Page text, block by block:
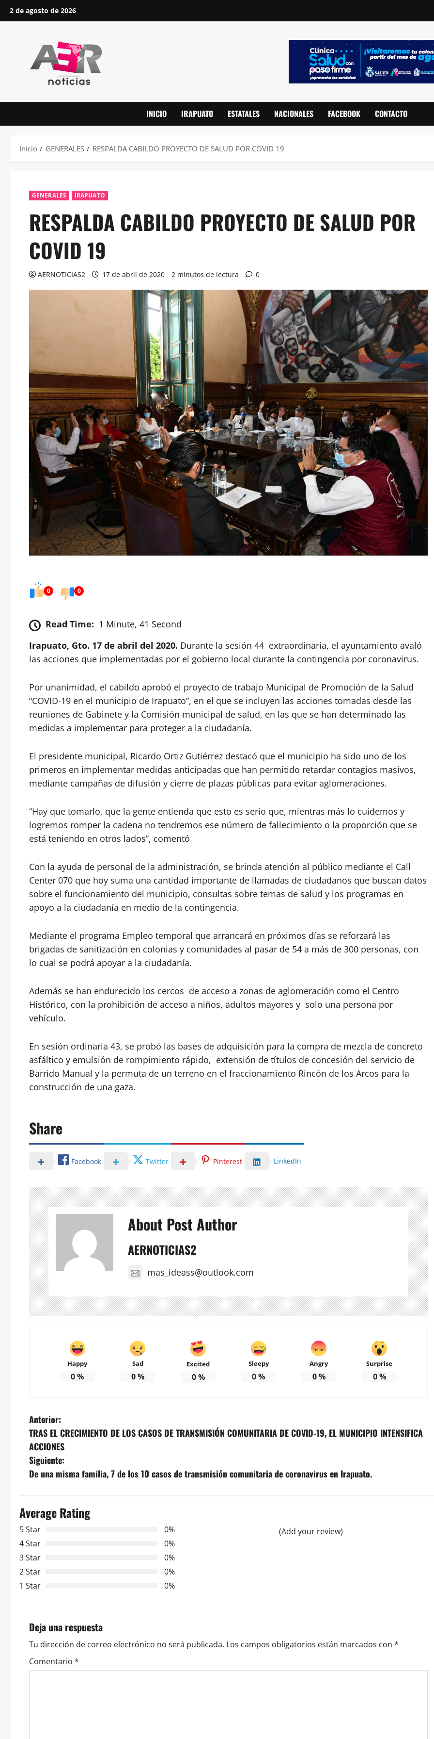
Saltar2 de agosto de 2026
INICIO IRAPUATO ESTATALES NACIONALES FACEBOOK CONTACTO
Inicio GENERALES RESPALDA CABILDO PROYECTO DE SALUD POR COVID 19
GENERALES IRAPUATO
RESPALDA CABILDO PROYECTO DE SALUD POR
COVID 19
AERNOTICIAS2 17 de abril de 2020 2 minutos de lectura 0
0 0
Read Time: 1 Minute, 41 Second
Irapuato, Gto. 17 de abril del 2020. Durante la sesión 44 extraordinaria, el ayuntamiento avaló
las acciones que implementadas por el gobierno local durante la contingencia por coronavirus.
Por unanimidad, el cabildo aprobó el proyecto de trabajo Municipal de Promoción de la Salud
“COVID-19 en el municipio de Irapuato”, en el que se incluyen las acciones tomadas desde las
reuniones de Gabinete y la Comisión municipal de salud, en las que se han determinado las
medidas a implementar para proteger a la ciudadanía.
El presidente municipal, Ricardo Ortiz Gutiérrez destacó que el municipio ha sido uno de los
primeros en implementar medidas anticipadas que han permitido retardar contagios masivos,
mediante campañas de difusión y cierre de plazas públicas para evitar aglomeraciones.
“Hay que tomarlo, que la gente entienda que esto es serio que, mientras más lo cuidemos y
logremos romper la cadena no tendremos ese número de fallecimiento o la proporción que se
está teniendo en otros lados”, comentó
Con la ayuda de personal de la administración, se brinda atención al público mediante el Call
Center 070 que hoy suma una cantidad importante de llamadas de ciudadanos que buscan datos
sobre el funcionamiento del municipio, consultas sobre temas de salud y los programas en
apoyo a la ciudadanía en medio de la contingencia.
Mediante el programa Empleo temporal que arrancará en próximos días se reforzará las
brigadas de sanitización en colonias y comunidades al pasar de 54 a más de 300 personas, con
lo cual se podrá apoyar a la ciudadanía.
Además se han endurecido los cercos de acceso a zonas de aglomeración como el Centro
Histórico, con la prohibición de acceso a niños, adultos mayores y solo una persona por
vehículo.
En sesión ordinaria 43, se probó las bases de adquisición para la compra de mezcla de concreto
asfáltico y emulsión de rompimiento rápido, extensión de títulos de concesión del servicio de
Barrido Manual y la permuta de un terreno en el fraccionamiento Rincón de los Arcos para la
construcción de una gaza.
Share
Facebook Twitter Pinterest LinkedIn
About Post Author
AERNOTICIAS2
mas_ideass@outlook.com
Happy
0%
Sad
0%
Excited
0%
Sleepy
0%
Angry
0%
Surprise
0%
N
a
v
e
a
c
i
ó
d
e
e
Anterior:
TRAS EL CRECIMIENTO DE LOS CASOS DE TRANSMISIÓN COMUNITARIA DE COVID-19, EL MUNICIPIO INTENSIFICA
ACCIONES
Siguiente:
De una misma familia, 7 de los 10 casos de transmisión comunitaria de coronavirus en Irapuato.
Average Rating
5 Star
0%
4 Star
0%
3 Star
0%
2 Star
0%
1 Star
0%
(Add your review)
Deja una respuesta
Tu dirección de correo electrónico no será publicada. Los campos obligatorios están marcados con *
Comentario *